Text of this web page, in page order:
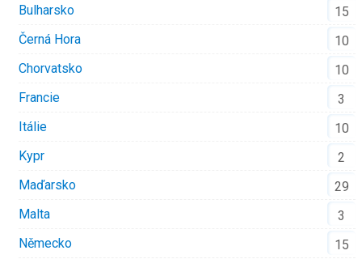
Bulharsko
15
Černá Hora
10
Chorvatsko
10
Francie
3
Itálie
10
Kypr
2
Maďarsko
29
Malta
3
Německo
15